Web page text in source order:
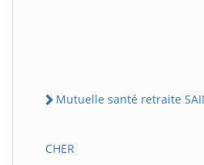
Mutuelle santé retraite
CHER